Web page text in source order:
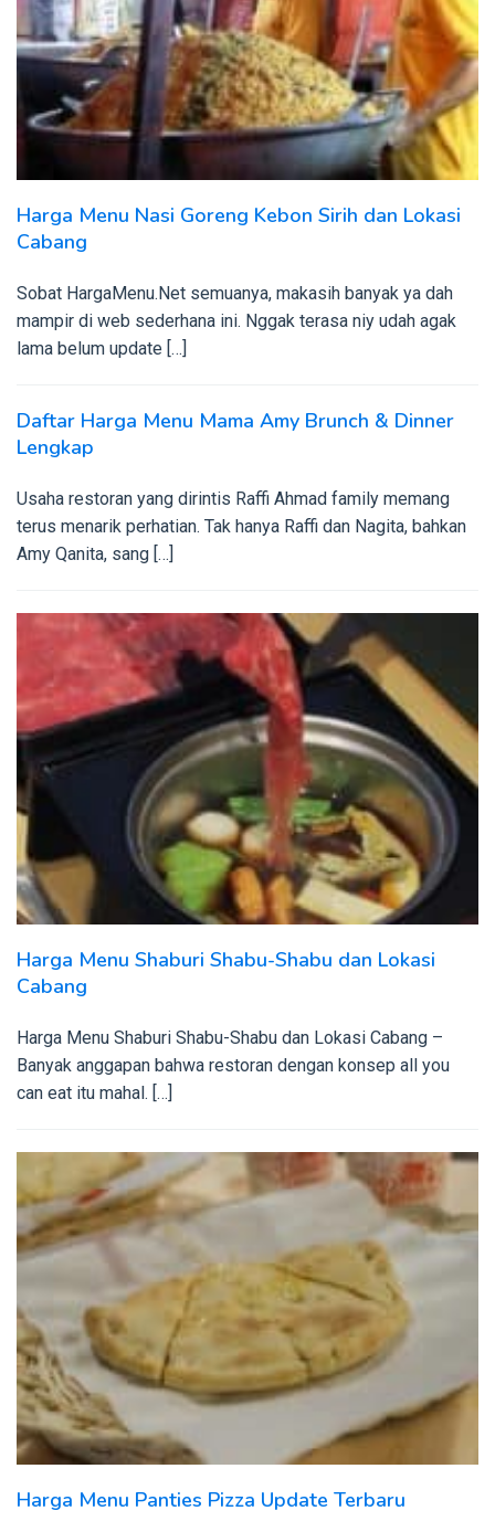
Harga Menu Nasi Goreng Kebon Sirih dan Lokasi
Cabang
Sobat HargaMenu.Net semuanya, makasih banyak ya dah
mampir di web sederhana ini. Nggak terasa niy udah agak
lama belum update […]
Daftar Harga Menu Mama Amy Brunch & Dinner
Lengkap
Usaha restoran yang dirintis Raffi Ahmad family memang
terus menarik perhatian. Tak hanya Raffi dan Nagita, bahkan
Amy Qanita, sang […]
Harga Menu Shaburi Shabu-Shabu dan Lokasi
Cabang
Harga Menu Shaburi Shabu-Shabu dan Lokasi Cabang –
Banyak anggapan bahwa restoran dengan konsep all you
can eat itu mahal. […]
Harga Menu Panties Pizza Update Terbaru